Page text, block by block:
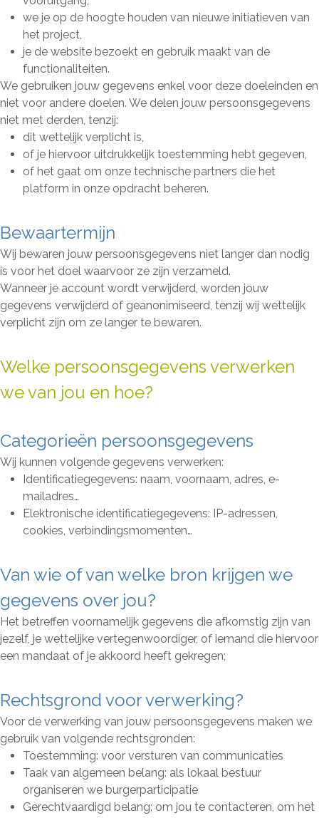
we je op de hoogte houden van nieuwe initiatieven van
het project,
je de website bezoekt en gebruik maakt van de
functionaliteiten.
We gebruiken jouw gegevens enkel voor deze doeleinden en
niet voor andere doelen. We delen jouw persoonsgegevens
niet met derden, tenzij:
dit wettelijk verplicht is,
of je hiervoor uitdrukkelijk toestemming hebt gegeven,
of het gaat om onze technische partners die het
platform in onze opdracht beheren.
Bewaartermijn
Wij bewaren jouw persoonsgegevens niet langer dan nodig
is voor het doel waarvoor ze zijn verzameld.
Wanneer je account wordt verwijderd, worden jouw
gegevens verwijderd of geanonimiseerd, tenzij wij wettelijk
verplicht zijn om ze langer te bewaren.
Welke persoonsgegevens verwerken
we van jou en hoe?
Categorieën persoonsgegevens
Wij kunnen volgende gegevens verwerken:
Identificatiegegevens: naam, voornaam, adres, e-
mailadres…
Elektronische identificatiegegevens: IP-adressen,
cookies, verbindingsmomenten…
Van wie of van welke bron krijgen we
gegevens over jou?
Het betreffen voornamelijk gegevens die afkomstig zijn van
jezelf, je wettelijke vertegenwoordiger, of iemand die hiervoor
een mandaat of je akkoord heeft gekregen;
Rechtsgrond voor verwerking?
Voor de verwerking van jouw persoonsgegevens maken we
gebruik van volgende rechtsgronden:
Toestemming: voor versturen van communicaties
Taak van algemeen belang: als lokaal bestuur
organiseren we burgerparticipatie
Gerechtvaardigd belang: om jou te contacteren, om het